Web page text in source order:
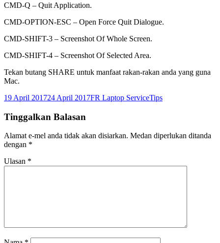
CMD-Q – Quit Application.
CMD-OPTION-ESC – Open Force Quit Dialogue.
CMD-SHIFT-3 – Screenshot Of Whole Screen.
CMD-SHIFT-4 – Screenshot Of Selected Area.
Tekan butang SHARE untuk manfaat rakan-rakan anda yang guna
Mac.
Dikirimkan
19 April 201724 April 2017Pengarang
FR Laptop ServiceKategori
Tips
Tinggalkan Balasan
Alamat e-mel anda tidak akan disiarkan. Medan diperlukan ditanda
dengan *
Ulasan *